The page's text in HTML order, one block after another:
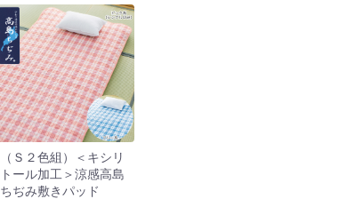
（Ｓ２色組）＜キシリ
トール加工＞涼感高島
ちぢみ敷きパッド